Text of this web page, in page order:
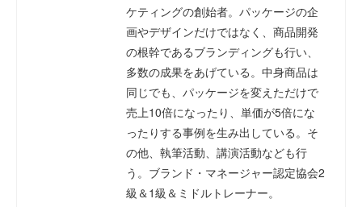
ケティングの創始者。パッケージの企
画やデザインだけではなく、商品開発
の根幹であるブランディングも行い、
多数の成果をあげている。中身商品は
同じでも、パッケージを変えただけで
売上10倍になったり、単価が5倍にな
ったりする事例を生み出している。そ
の他、執筆活動、講演活動なども行
う。ブランド・マネージャー認定協会2
級＆1級＆ミドルトレーナー。